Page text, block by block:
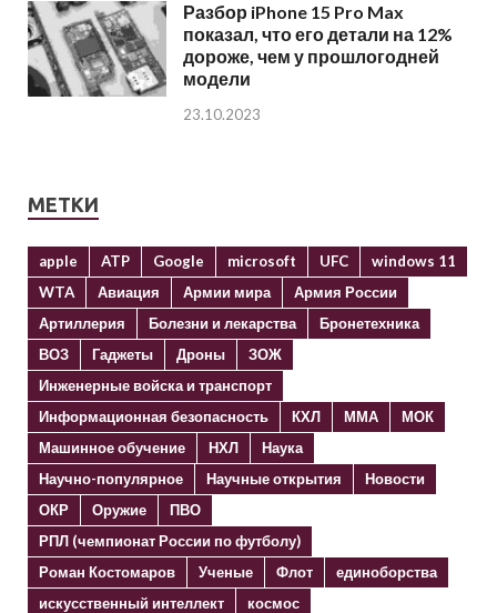
Разбор iPhone 15 Pro Max
показал, что его детали на 12%
дороже, чем у прошлогодней
модели
23.10.2023
МЕТКИ
apple ATP Google microsoft UFC
windows 11
WTA
Авиация Армии мира
Армия России
Артиллерия
Болезни и лекарства
Бронетехника
ВОЗ
Гаджеты Дроны
ЗОЖ
Инженерные войска и транспорт
Информационная безопасность
КХЛ ММА
МОК
Машинное обучение
НХЛ
Наука
Научно-популярное
Научные открытия
Новости
ОКР
Оружие
ПВО
РПЛ (чемпионат России по футболу)
Роман Костомаров
Ученые Флот
единоборства
искусственный интеллект
космос